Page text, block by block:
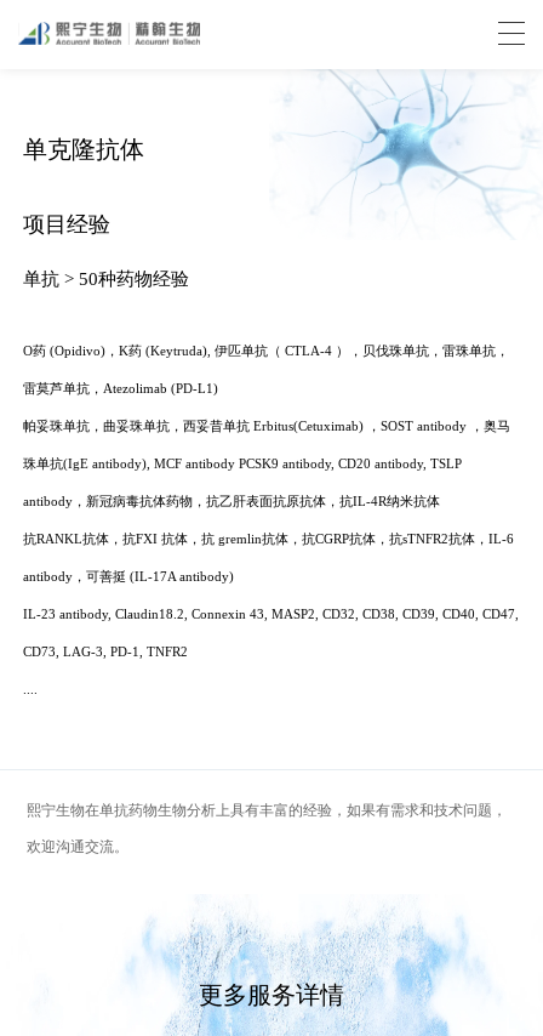
单克隆抗体
项目经验
单抗 > 50种药物经验
O药 (Opidivo)， K药 (Keytruda), 伊匹单抗（ CTLA-4 ），贝伐珠单抗，雷珠单抗，
雷莫芦单抗， Atezolimab (PD-L1)
帕妥珠单抗，曲妥珠单抗，西妥昔单抗 Erbitus(Cetuximab) ， SOST antibody ，奥马
珠单抗(IgEantibody), MCF antibody PCSK9 antibody, CD20 antibody, TSLP
antibody，新冠病毒抗体药物，抗乙肝表面抗原抗体，抗IL-4R纳米抗体
抗RANKL抗体，抗FXI 抗体，抗gremlin抗体，抗CGRP抗体，抗sTNFR2抗体， IL-6
antibody，可善挺 (IL-17A antibody)
IL-23 antibody, Claudin18.2, Connexin 43, MASP2, CD32, CD38, CD39, CD40, CD47,
CD73, LAG-3, PD-1, TNFR2
....
熙宁生物在单抗药物生物分析上具有丰富的经验，如果有需求和技术问题，
欢迎沟通交流。
更多服务详情